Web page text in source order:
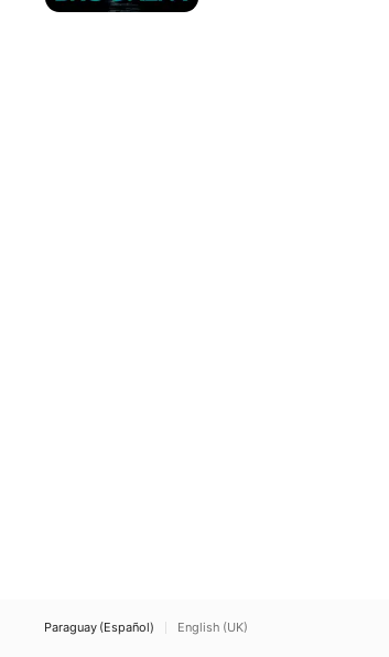
Paraguay (Español) English (UK)